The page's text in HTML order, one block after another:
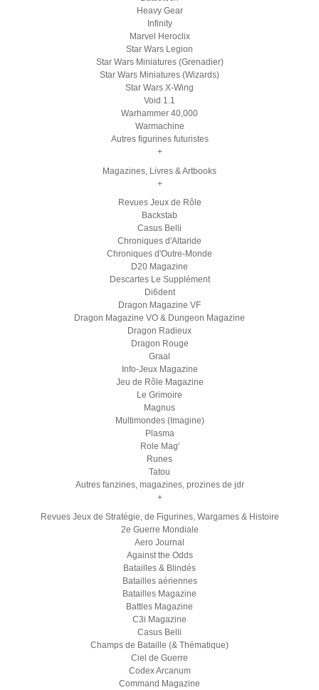
Heavy Gear
Infinity
Marvel Heroclix
Star Wars Legion
Star Wars Miniatures (Grenadier)
Star Wars Miniatures (Wizards)
Star Wars X-Wing
Void 1.1
Warhammer 40,000
Warmachine
Autres figurines futuristes
+
Magazines, Livres & Artbooks
+
Revues Jeux de Rôle
Backstab
Casus Belli
Chroniques d'Altaride
Chroniques d'Outre-Monde
D20 Magazine
Descartes Le Supplément
Di6dent
Dragon Magazine VF
Dragon Magazine VO & Dungeon Magazine
Dragon Radieux
Dragon Rouge
Graal
Info-Jeux Magazine
Jeu de Rôle Magazine
Le Grimoire
Magnus
Multimondes (Imagine)
Plasma
Role Mag'
Runes
Tatou
Autres fanzines, magazines, prozines de jdr
+
Revues Jeux de Stratégie, de Figurines, Wargames & Histoire
2e Guerre Mondiale
Aero Journal
Against the Odds
Batailles & Blindés
Batailles aériennes
Batailles Magazine
Battles Magazine
C3i Magazine
Casus Belli
Champs de Bataille (& Thématique)
Ciel de Guerre
Codex Arcanum
Command Magazine